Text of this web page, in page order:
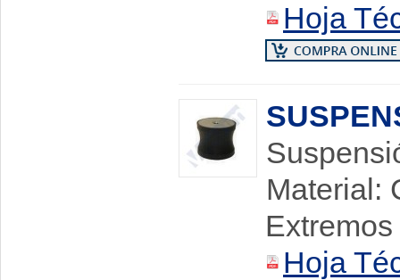
Hoja
Material:
Hoja